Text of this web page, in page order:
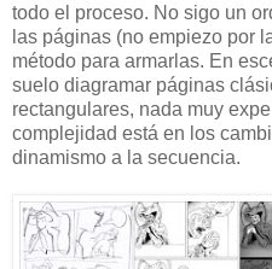
todo el proceso. No sigo un
las páginas (no empiezo por
método para armarlas. En
suelo diagramar páginas
rectangulares, nada muy
complejidad está en los
dinamismo a la secuencia.